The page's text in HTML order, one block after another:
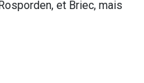
et Briec, mais